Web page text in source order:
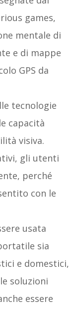
games,
mentale di
e di mappe
GPS da
tecnologie
capacità
visiva.
gli utenti
perché
con le
usata
sia
e domestici,
soluzioni
essere